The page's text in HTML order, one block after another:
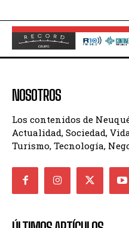
NOSOTROS
Los contenidos de
Actualidad, Sociedad,
Turismo, Tecnología,